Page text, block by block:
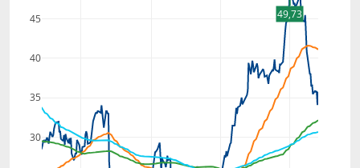
30
35
40
45 49,73